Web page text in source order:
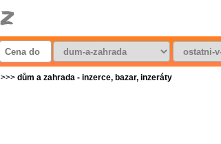
>>> dům a zahrada - inzerce, bazar, inzeráty